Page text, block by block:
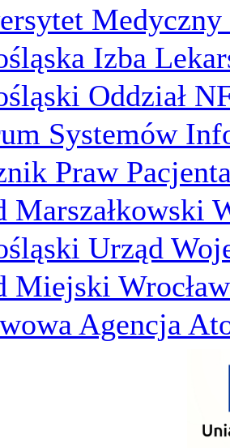
Izba
Oddział
Systemów
Praw
Marszałkowski
Urząd
Miejski
Agencja